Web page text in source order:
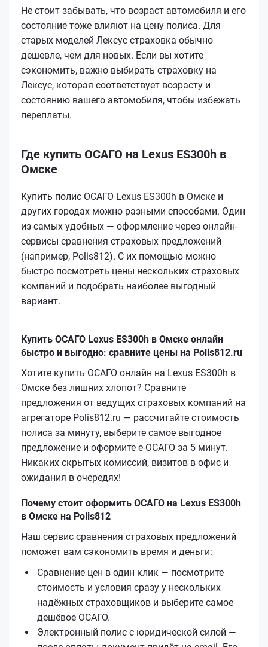
Не стоит забывать, что возраст автомобиля и его
состояние тоже влияют на цену полиса. Для
старых моделей Лексус страховка обычно
дешевле, чем для новых. Если вы хотите
сэкономить, важно выбирать страховку на
Лексус, которая соответствует возрасту и
состоянию вашего автомобиля, чтобы избежать
переплаты.
Где купить ОСАГО на Lexus ES300h в
Омске
Купить полис ОСАГО Lexus ES300h в Омске и
других городах можно разными способами. Один
из самых удобных — оформление через онлайн-
сервисы сравнения страховых предложений
(например, Polis812). С их помощью можно
быстро посмотреть цены нескольких страховых
компаний и подобрать наиболее выгодный
вариант.
Купить ОСАГО Lexus ES300h в Омске онлайн
быстро и выгодно: сравните цены на Polis812.ru
Хотите купить ОСАГО онлайн на Lexus ES300h в
Омске без лишних хлопот? Сравните
предложения от ведущих страховых компаний на
агрегаторе Polis812.ru — рассчитайте стоимость
полиса за минуту, выберите самое выгодное
предложение и оформите е‑ОСАГО за 5 минут.
Никаких скрытых комиссий, визитов в офис и
ожидания в очередях!
Почему стоит оформить ОСАГО на Lexus ES300h
в Омске на Polis812
Наш сервис сравнения страховых предложений
поможет вам сэкономить время и деньги:
Сравнение цен в один клик — посмотрите
стоимость и условия сразу у нескольких
надёжных страховщиков и выберите самое
дешёвое ОСАГО.
Электронный полис с юридической силой —